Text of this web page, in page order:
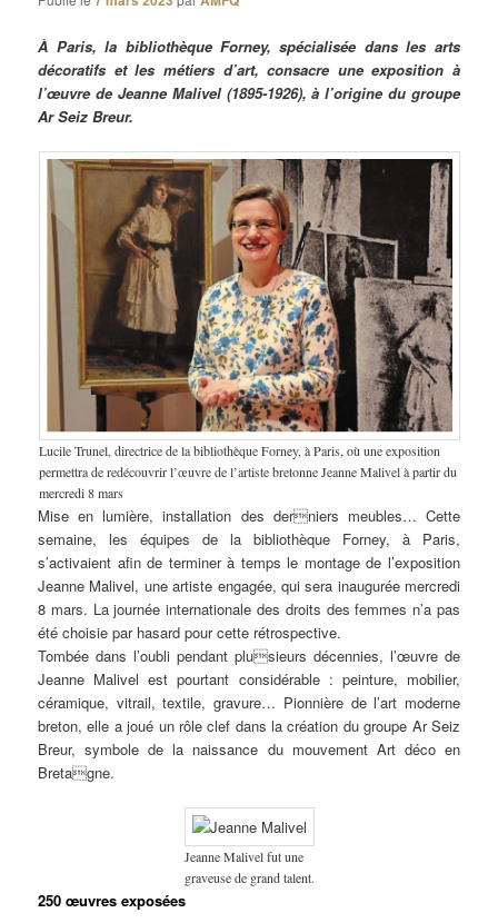
À Paris, la bibliothèque Forney, spécialisée dans les arts
décoratifs et les métiers d’art, consacre une exposition à
l’œuvre de Jeanne Malivel (1895-1926), à l’origine du groupe
Ar Seiz Breur.
Lucile Trunel, directrice de la bibliothèque Forney, à Paris, où une exposition
permettra de redécouvrir l’œuvre de l’artiste bretonne Jeanne Malivel à partir du
mercredi 8 mars
Mise en lumière, installation des derniers meubles… Cette
semaine, les équipes de la bibliothèque Forney, à Paris,
s’activaient afin de terminer à temps le montage de l’exposition
Jeanne Malivel, une artiste engagée, qui sera inaugurée mercredi
8 mars. La journée internationale des droits des femmes n’a pas
été choisie par hasard pour cette rétrospective.
Tombée dans l’oubli pendant plusieurs décennies, l’œuvre de
Jeanne Malivel est pourtant considérable : peinture, mobilier,
céramique, vitrail, textile, gravure… Pionnière de l’art moderne
breton, elle a joué un rôle clef dans la création du groupe Ar Seiz
Breur, symbole de la naissance du mouvement Art déco en
Bretagne.
Jeanne Malivel fut une
graveuse de grand talent.
250 œuvres exposées